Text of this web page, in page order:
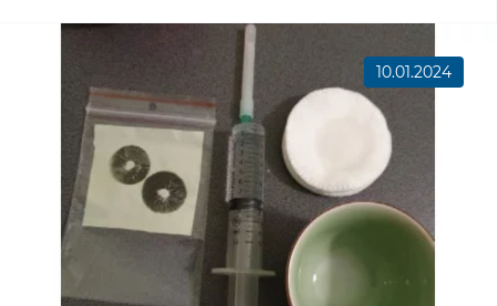
10.01.2024